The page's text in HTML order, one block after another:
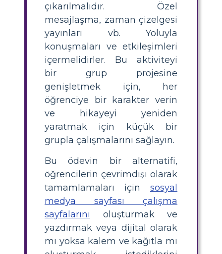
çıkarılmalıdır. Özel
mesajlaşma, zaman çizelgesi
yayınları vb. Yoluyla
konuşmaları ve etkileşimleri
içermelidirler. Bu aktiviteyi
bir grup projesine
genişletmek için, her
öğrenciye bir karakter verin
ve hikayeyi yeniden
yaratmak için küçük bir
grupla çalışmalarını sağlayın.
Bu ödevin bir alternatifi,
öğrencilerin çevrimdışı olarak
tamamlamaları için sosyal
medya sayfası çalışma
sayfalarını oluşturmak ve
yazdırmak veya dijital olarak
mı yoksa kalem ve kağıtla mı